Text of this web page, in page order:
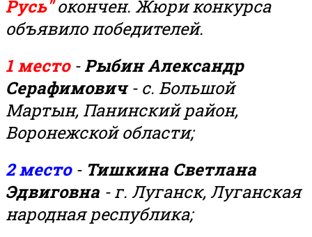
Русь" окончен. Жюри конкурса
объявило победителей.
1 место-Рыбин Александр
Серафимович- с. Большой
Мартын, Панинский район,
Воронежской области;
2 место - Тишкина Светлана
Эдвиговна - г. Луганск, Луганская
народная республика;